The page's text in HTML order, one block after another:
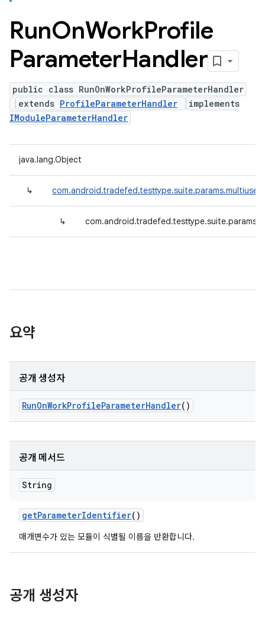
RunOnWorkProfile
ParameterHandler
public class RunOnWorkProfileParameterHandler
extends ProfileParameterHandler
implements
IModuleParameterHandler
java.lang.Object
↳
↳
요약
공개 생성자
RunOnWorkProfileParameterHandler()
공개 메서드
String
getParameterIdentifier()
매개변수가 있는 모듈이 식별될 이름을 반환합니다.
공개 생성자